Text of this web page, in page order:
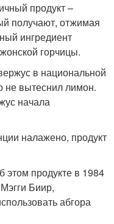
продукт –
получают, отжимая
ингредиент
горчицы.
в национальной
не вытеснил лимон.
начала
налажено, продукт
продукте в 1984
Биир,
абгора